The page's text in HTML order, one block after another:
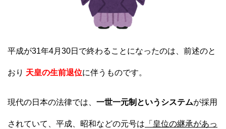
平成が31年4月30日で終わることになったのは、前述のと
おり 天皇の生前退位に伴うものです。
現代の日本の法律では、 一世一元制というシステムが採用
されていて、平成、昭和などの元号は 「皇位の継承があっ